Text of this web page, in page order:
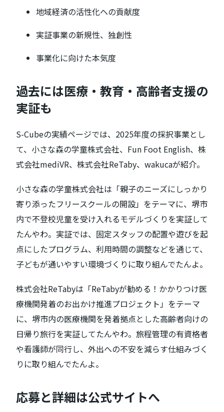
地域経済の活性化への貢献度
実証事業の新規性、独創性
事業化に向けた本気度
過去には医療・教育・高齢者支援の
実証も
S-Cubeの実績ページでは、2025年度の採択事業とし
て、小さな森の学童株式会社、Fun Foot English、株
式会社mediVR、株式会社ReTaby、wakucaが紹介。
小さな森の学童株式会社は「親子のニーズにしっかり
寄り添ったフリースクールの開設」をテーマに、堺市
内で不登校児童を受け入れるモデルづくりを実証して
たんやわ。実証では、固定スタッフの配置や遊びを起
点にしたプログラム、利用時間の調整などを通じて、
子どもが通いやすい環境づくりに取り組んでたんよ。
株式会社ReTabyは「ReTabyが勧める！かかりつけ医
療機関発着のお出かけ推進プロジェクト」をテーマ
に、堺市内の医療機関を発着拠点とした高齢者向けの
日帰り旅行を実証してたんやわ。旅程管理の有資格者
や看護師が同行し、外出への不安を減らす仕組みづく
りに取り組んでたんよ。
応募と詳細は公式サイトへ